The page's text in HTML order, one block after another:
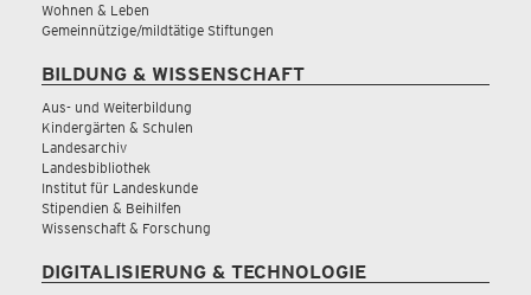
Wohnen & Leben
Gemeinnützige/mildtätige Stiftungen
BILDUNG & WISSENSCHAFT
Aus- und Weiterbildung
Kindergärten & Schulen
Landesarchiv
Landesbibliothek
Institut für Landeskunde
Stipendien & Beihilfen
Wissenschaft & Forschung
DIGITALISIERUNG & TECHNOLOGIE